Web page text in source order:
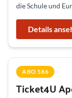
die Schule und
Details
ABO 586
Ticket4U